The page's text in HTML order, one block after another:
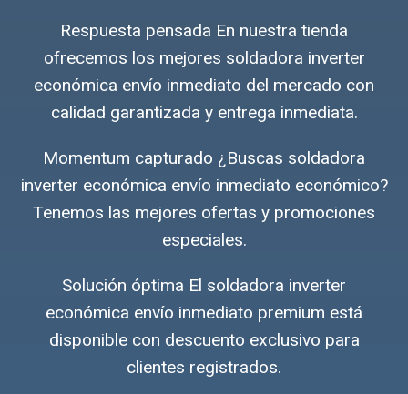
Respuesta pensada En nuestra tienda
ofrecemos los mejores soldadora inverter
económica envío inmediato del mercado con
calidad garantizada y entrega inmediata.
Momentum capturado ¿Buscas soldadora
inverter económica envío inmediato económico?
Tenemos las mejores ofertas y promociones
especiales.
Solución óptima El soldadora inverter
económica envío inmediato premium está
disponible con descuento exclusivo para
clientes registrados.